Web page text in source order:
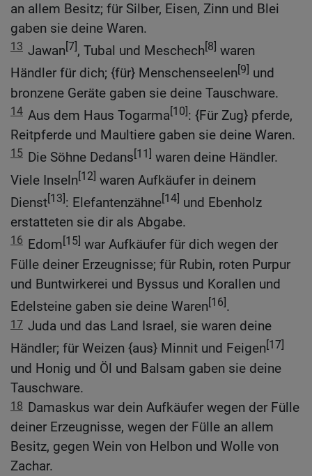
an allem Besitz; für Silber, Eisen, Zinn und Blei
gaben sie deine Waren.
13 Jawan[7], Tubal und Meschech[8] waren
Händler für dich; {für} Menschenseelen[9] und
bronzene Geräte gaben sie deine Tauschware.
14 Aus dem Haus Togarma[10]: {Für Zug} pferde,
Reitpferde und Maultiere gaben sie deine Waren.
15 Die Söhne Dedans[11] waren deine Händler.
Viele Inseln[12] waren Aufkäufer in deinem
Dienst[13]: Elefantenzähne[14] und Ebenholz
erstatteten sie dir als Abgabe.
16 Edom[15] war Aufkäufer für dich wegen der
Fülle deiner Erzeugnisse; für Rubin, roten Purpur
und Buntwirkerei und Byssus und Korallen und
Edelsteine gaben sie deine Waren[16].
17 Juda und das Land Israel, sie waren deine
Händler; für Weizen {aus} Minnit und Feigen[17]
und Honig und Öl und Balsam gaben sie deine
Tauschware.
18 Damaskus war dein Aufkäufer wegen der Fülle
deiner Erzeugnisse, wegen der Fülle an allem
Besitz, gegen Wein von Helbon und Wolle von
Zachar.